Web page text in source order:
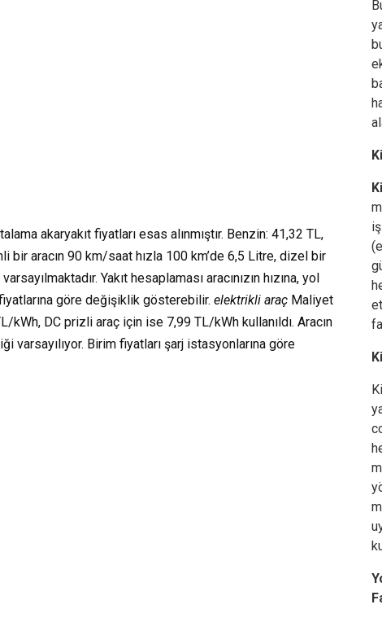
akaryakıt fiyatları esas alınmıştır. Benzin: 41,32 TL,
bir aracın 90 km/saat hızla 100 km’de 6,5 Litre, dizel bir
Yakıt hesaplaması aracınızın hızına, yol
göre değişiklik gösterebilir. elektrikli araç Maliyet
kWh, DC prizli araç için ise 7,99 TL/kWh kullanıldı. Aracın
varsayılıyor. Birim fiyatları şarj istasyonlarına göre